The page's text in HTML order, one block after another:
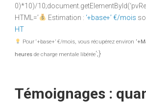
0)*10)/
HTML=’
Estimation : ‘+base+’ €/mois
HT
Pour ‘+base+’ €/mois, vous récupérez environ
heures de charge mentale libérée‘;}
Témoignages :